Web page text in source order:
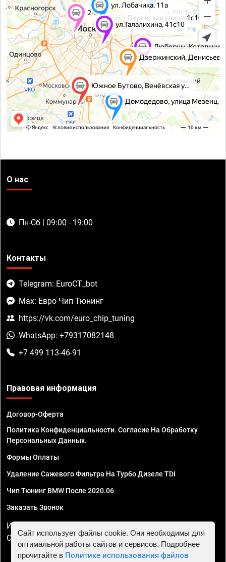
О нас
Пн-Сб | 09:00 - 19:00
Контакты
Telegram: EuroCT_bot
Max: Евро Чип Тюнинг
https://vk.com/euro_chip_tuning
WhatsApp: +79317082148
+7 499 113-46-91
Правовая информация
Договор-Оферта
Политика Конфиденциальности. Согласие На Обработку
Персональных Данных.
Формы Оплаты
Удаление Сажевого Фильтра На Турбо Дизеле TDI
Чип Тюнинг BMW После 2020.06
Заказать Звонок
ИП Смирнов Георгий Павлович. ИНН 781302555843,
ОГРНИП 324470400032610
Сайт использует файлы cookie. Они необходимы для
оптимальной работы сайтов и сервисов. Подробнее
прочитайте в Политике использования файлов